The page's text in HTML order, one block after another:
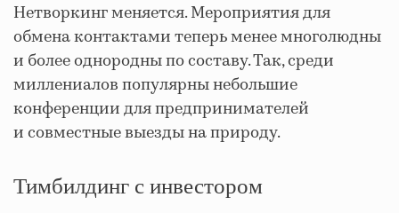
Нетворкинг меняется. Мероприятия для
обмена контактами теперь менее многолюдны
и более однородны по составу. Так, среди
миллениалов популярны небольшие
конференции для предпринимателей
и совместные выезды на природу.
Тимбилдинг с инвестором